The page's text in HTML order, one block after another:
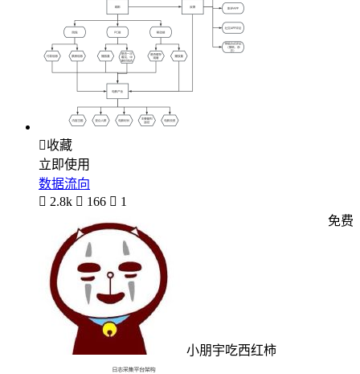
收藏
立即使用
数据流向
 2.8k  166  1
小朋宇吃西红柿
免费